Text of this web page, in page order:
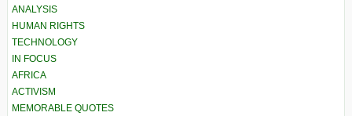
ANALYSIS
HUMAN RIGHTS
TECHNOLOGY
IN FOCUS
AFRICA
ACTIVISM
MEMORABLE QUOTES